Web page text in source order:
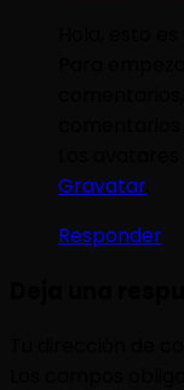
Gravatar
Responder